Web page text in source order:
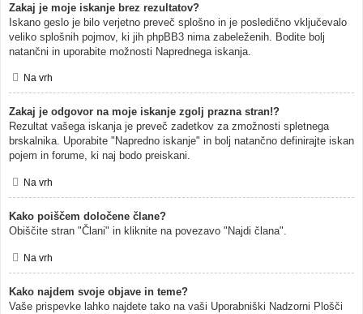
Zakaj je moje iskanje brez rezultatov?
Iskano geslo je bilo verjetno preveč splošno in je posledično vključevalo
veliko splošnih pojmov, ki jih phpBB3 nima zabeleženih. Bodite bolj
natančni in uporabite možnosti Naprednega iskanja.
Na vrh
Zakaj je odgovor na moje iskanje zgolj prazna stran!?
Rezultat vašega iskanja je preveč zadetkov za zmožnosti spletnega
brskalnika. Uporabite "Napredno iskanje" in bolj natančno definirajte iskan
pojem in forume, ki naj bodo preiskani.
Na vrh
Kako poiščem določene člane?
Obiščite stran "Člani" in kliknite na povezavo "Najdi člana".
Na vrh
Kako najdem svoje objave in teme?
Vaše prispevke lahko najdete tako na vaši Uporabniški Nadzorni Plošči